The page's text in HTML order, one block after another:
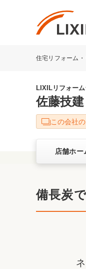
住宅リフォーム
LIXILリフォー
佐藤技建
この会社
店舗ホー
備長炭